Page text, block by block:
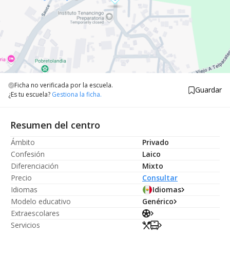
Ficha no verificada por la escuela.
¿Es tu escuela? Gestiona la ficha. Guardar
Resumen del centro
Ámbito
Privado
Confesión
Laico
Diferenciación
Mixto
Precio
Consultar
Idiomas
Idiomas
Modelo educativo
Genérico
Extraescolares
Servicios